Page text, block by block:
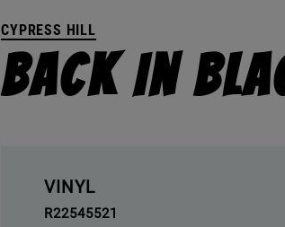
CYPRESS HILL
Back In
VINYL
R22545521